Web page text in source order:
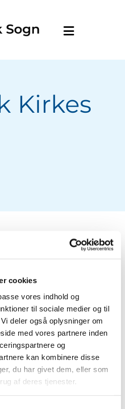
cookies
vores indhold og
til sociale medier og til
deler også oplysninger om
med vores partnere inden
og
kan kombinere disse
du har givet dem, eller som
af deres tjenester.
Kirkes